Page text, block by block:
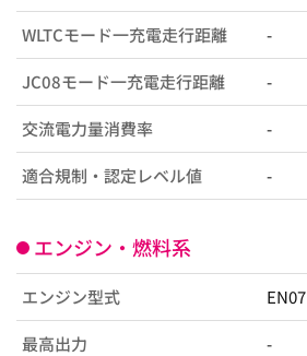
WLTCモード一充電走行距離 -
JC08モード一充電走行距離 -
交流電力量消費率 -
適合規制・認定レベル値 -
エンジン・燃料系
エンジン型式 EN07
最高出力 -